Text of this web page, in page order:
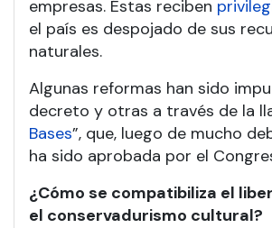
empresas. Éstas reciben
el país es despojado de sus
naturales.
Algunas reformas han sido
decreto y otras a través de la
Bases”, que, luego de mucho
ha sido aprobada por el
¿Cómo se compatibiliza el
el conservadurismo cultural?